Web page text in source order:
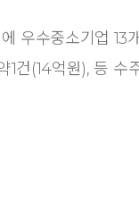
우수중소기업 13
건(14억원), 등 수